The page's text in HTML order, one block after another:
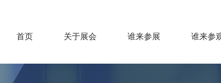
首页 关于展会 谁来参展 谁来参